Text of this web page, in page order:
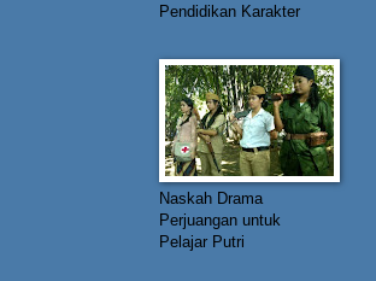
Pendidikan Karakter
Naskah Drama
Perjuangan untuk
Pelajar Putri